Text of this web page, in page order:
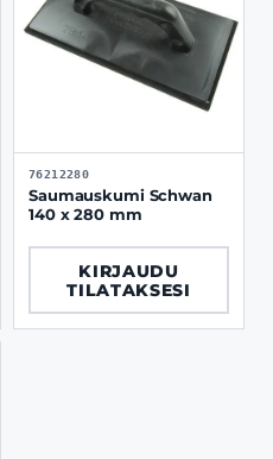
76212280
Saumauskumi Schwan
140 x 280 mm
KIRJAUDU
TILATAKSESI